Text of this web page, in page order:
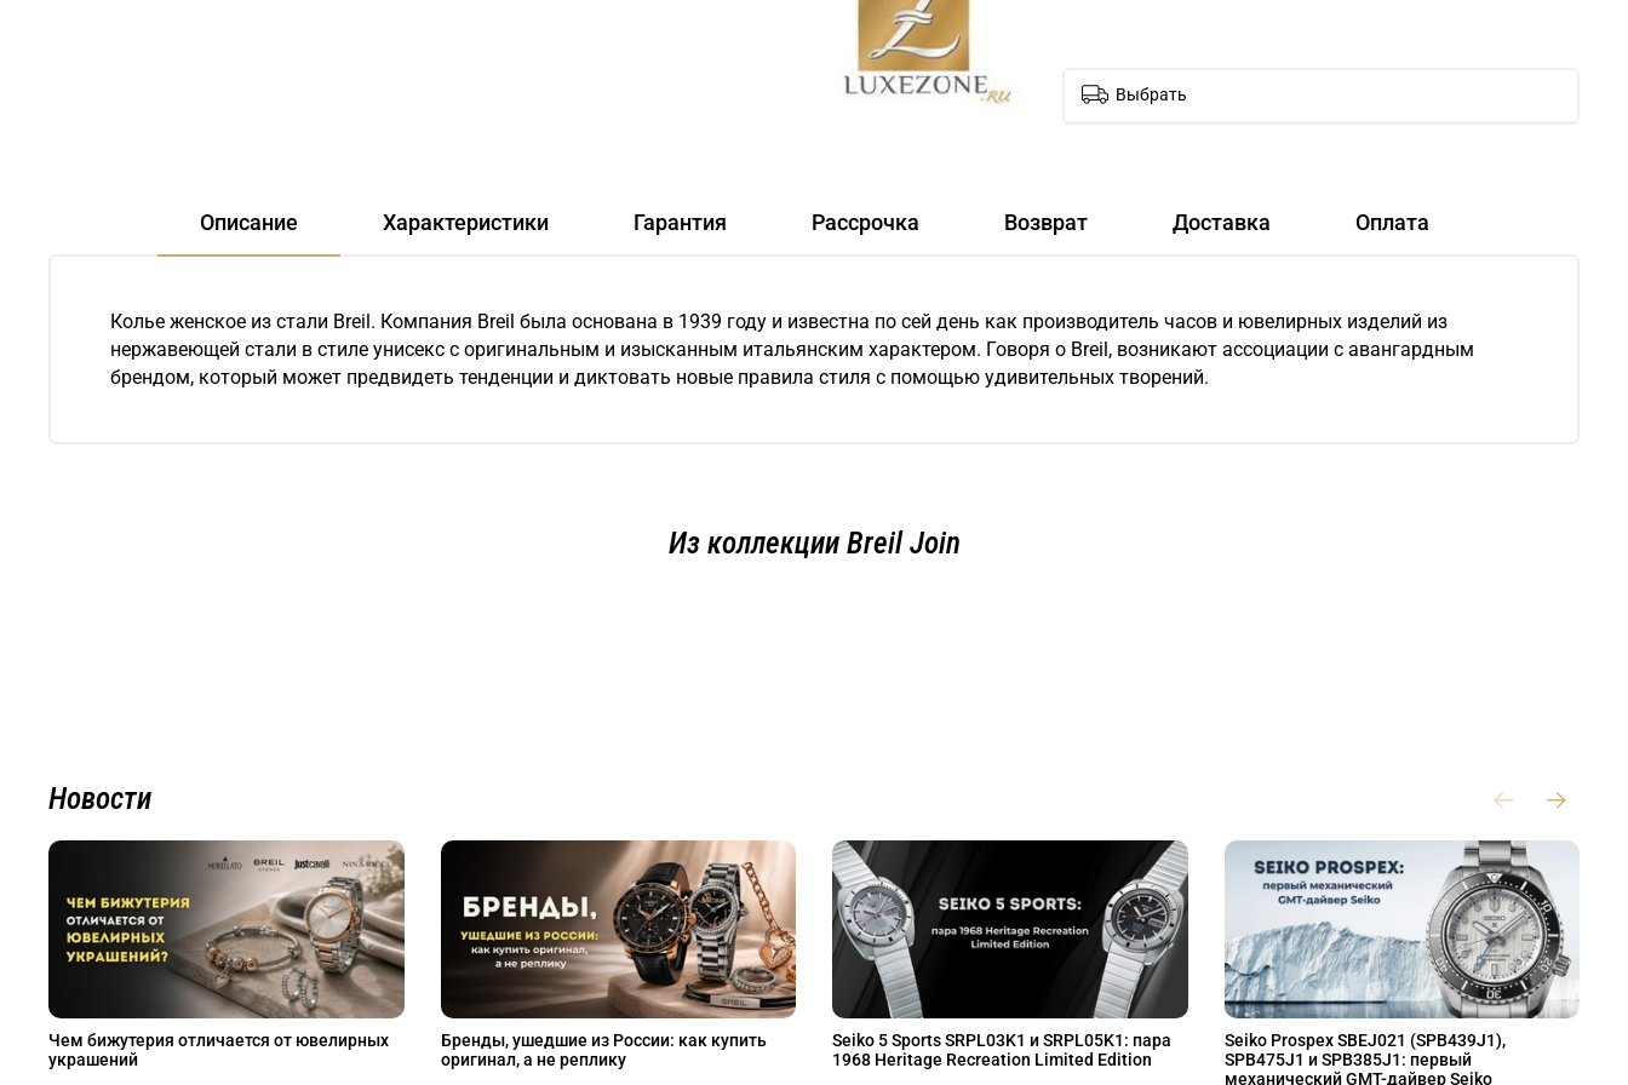
Выбрать
Описание Характеристики Гарантия Рассрочка Возврат Доставка Оплата
Колье женское из стали Breil. Компания Breil была основана в 1939 году и известна по сей день как производитель часов и ювелирных изделий из
нержавеющей стали в стиле унисекс с оригинальным и изысканным итальянским характером. Говоря о Breil, возникают ассоциации с авангардным
брендом, который может предвидеть тенденции и диктовать новые правила стиля с помощью удивительных творений.
Из коллекции Breil Join
Новости
Чем бижутерия отличается от ювелирных
украшений
Бренды, ушедшие из России: как купить
оригинал, а не реплику
Seiko 5 Sports SRPL03K1 и SRPL05K1: пара
1968 Heritage Recreation Limited Edition
Seiko Prospex SBEJ021 (SPB439J1),
SPB475J1 и SPB385J1: первый
механический GMT-дайвер Seiko